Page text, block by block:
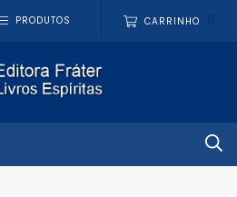
PRODUTOS CARRINHO